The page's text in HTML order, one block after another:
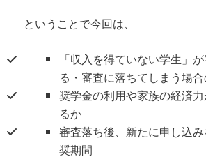
ということで今回は、
「収入を得ていない学生」
る・審査に落ちてしまう場
奨学金の利用や家族の経済
るか
審査落ち後、新たに申し込
奨期間